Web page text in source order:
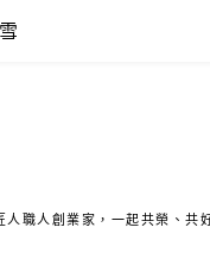
職人創業家，一起共榮、共好